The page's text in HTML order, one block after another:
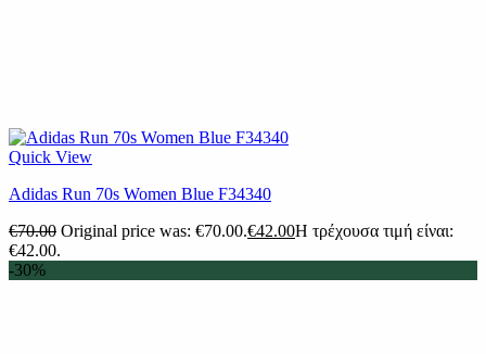
Quick View
Adidas Run 70s Women Blue F34340
€70.00 Original price was: €70.00.€42.00Η τρέχουσα τιμή είναι:
€42.00.
-30%